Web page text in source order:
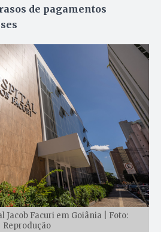
de pagamentos
Jacob Facuri em Goiânia | Foto:
Reprodução